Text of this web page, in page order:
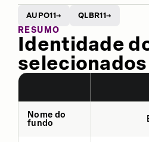
AUPO11→ QLBR11→
RESUMO
Identidade
selecionados
Nome do
fundo